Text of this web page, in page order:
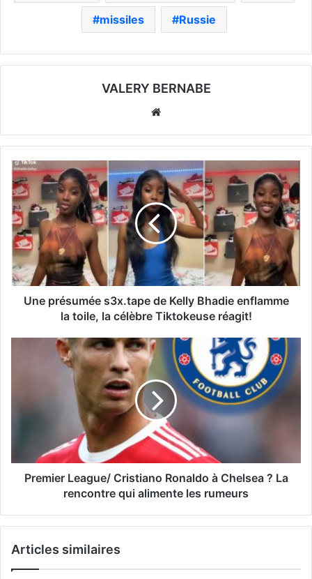
missiles Russie
VALERY BERNABE
Une présumée s3x.tape de Kelly Bhadie enflamme
la toile, la célèbre Tiktokeuse réagit!
Premier League/ Cristiano Ronaldo à Chelsea ? La
rencontre qui alimente les rumeurs
Articles similaires